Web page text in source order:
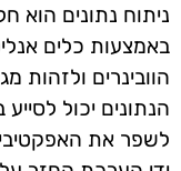
ניתוח נתונים הוא
באמצעות כלים
הוובינרים ולזהות
הנתונים יכול
לשפר את